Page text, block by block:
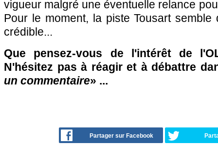
vigueur malgré une éventuelle relance
Pour le moment, la piste Tousart
crédible...
Que pensez-vous de l'intérêt de
N'hésitez pas à réagir et à débattre
un commentaire» ...
Partager sur Facebook